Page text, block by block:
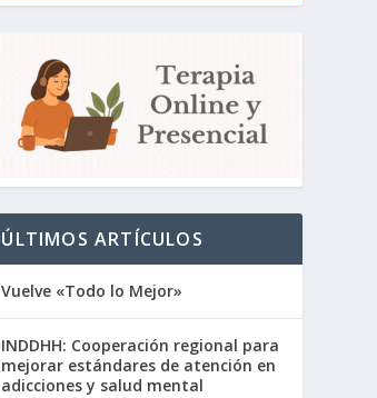
ÚLTIMOS ARTÍCULOS
Vuelve «Todo lo Mejor»
INDDHH: Cooperación regional para
mejorar estándares de atención en
adicciones y salud mental